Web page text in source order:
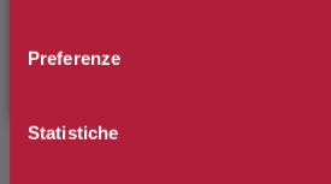
Preferenze
Statistiche